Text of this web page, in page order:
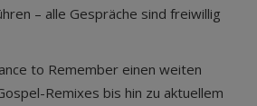
– alle Gespräche sind freiwillig
to Remember einen weiten
Remixes bis hin zu aktuellem